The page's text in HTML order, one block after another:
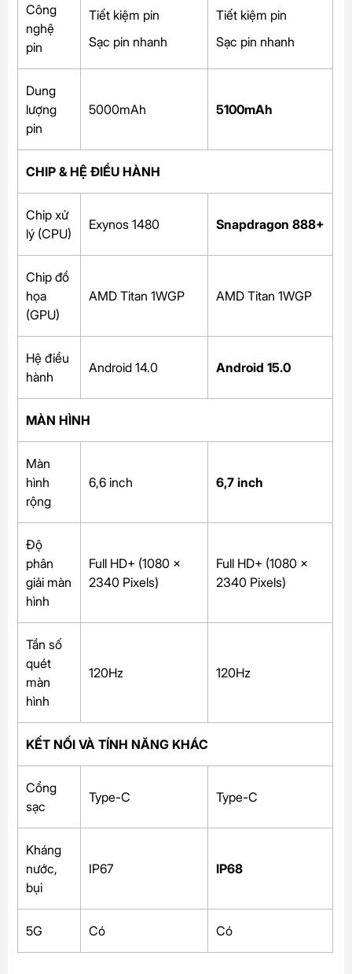
Công
nghệ
pin
Tiết kiệm pin
Sạc pin nhanh
Tiết kiệm pin
Sạc pin nhanh
Dung
lượng
pin
5000mAh 5100mAh
CHIP & HỆ ĐIỀU HÀNH
Chip xử
lý (CPU)
Exynos 1480 Snapdragon 888+
Chip đồ
họa
(GPU)
AMD Titan 1WGP AMD Titan 1WGP
Hệ điều
hành
Android 14.0 Android 15.0
MÀN HÌNH
Màn
hình
rộng
6,6 inch 6,7 inch
Độ
phân
giải màn
hình
Full HD+ (1080 x
2340 Pixels)
Full HD+ (1080 x
2340 Pixels)
Tần số
quét
màn
hình
120Hz 120Hz
KẾT NỐI VÀ TÍNH NĂNG KHÁC
Cổng
sạc
Type-C Type-C
Kháng
nước,
bụi
IP67 IP68
5G Có Có